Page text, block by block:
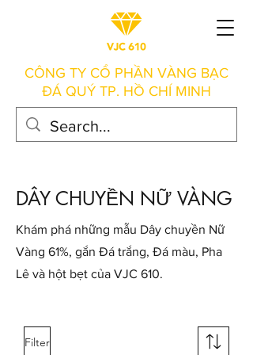
CÔNG TY CỔ PHẦN VÀNG BẠC
ĐÁ QUÝ TP. HỒ CHÍ MINH
DÂY CHUYỀN NỮ VÀNG
Khám phá những mẫu Dây chuyền Nữ
Vàng 61%, gắn Đá trắng, Đá màu, Pha
Lê và hột bẹt của VJC 610.
Filter